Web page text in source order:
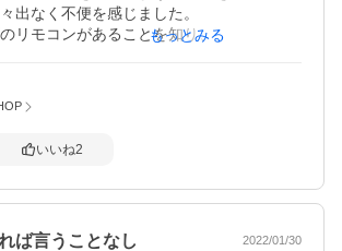
出なく不便を感じました。
リモコンがあることを知り、購入させて
呂タイムになりました。
もっとみる
いいね2
ば言うことなし 2022/01/30